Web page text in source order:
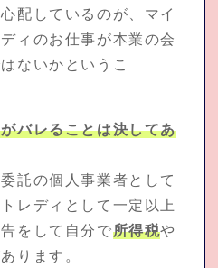
配しているのが、マイ
ィのお仕事が本業の会
ないかというこ
バレることは決してあ
託の個人事業者として
レディとして一定以上
をして自分で所得税や
ります。